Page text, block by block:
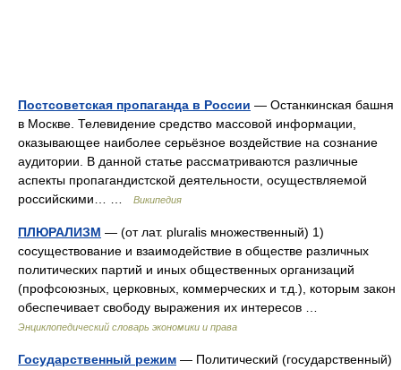
Постсоветская пропаганда в России — Останкинская башня
в Москве. Телевидение средство массовой информации,
оказывающее наиболее серьёзное воздействие на сознание
аудитории. В данной статье рассматриваются различные
аспекты пропагандистской деятельности, осуществляемой
российскими… …
Википедия
ПЛЮРАЛИЗМ — (от лат. pluralis множественный) 1)
сосуществование и взаимодействие в обществе различных
политических партий и иных общественных организаций
(профсоюзных, церковных, коммерческих и т.д.), которым закон
обеспечивает свободу выражения их интересов …
Энциклопедический словарь экономики и права
Государственный режим — Политический (государственный)